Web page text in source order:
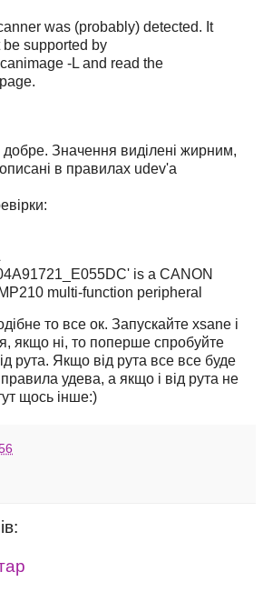
was (probably) detected. It
be supported by
-L and read the
Значення виділені жирним,
в правилах udev'a
is a CANON
multi-function peripheral
то все ок. Запускайте xsane і
якщо ні, то поперше спробуйте
рута. Якщо від рута все все буде
удева, а якщо і від рута не
щось інше:)